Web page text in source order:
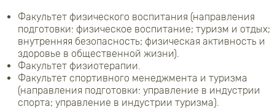
Факультет физического воспитания (направления
подготовки: физическое воспитание; туризм и отдых;
внутренняя безопасность; физическая активность и
здоровье в общественной жизни).
Факультет физиотерапии.
Факультет спортивного менеджмента и туризма
(направления подготовки: управление в индустрии
спорта; управление в индустрии туризма).